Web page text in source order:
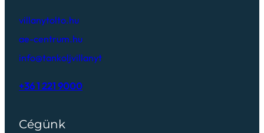
villanytolto.hu
ae-centrum.hu
info@tankoljvillanyt
+36 1 221 9000
Cégünk